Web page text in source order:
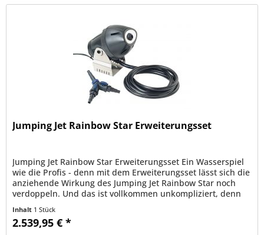
Jumping Jet Rainbow Star Erweiterungsset
Jumping Jet Rainbow Star Erweiterungsset Ein Wasserspiel
wie die Profis - denn mit dem Erweiterungsset lässt sich die
anziehende Wirkung des Jumping Jet Rainbow Star noch
verdoppeln. Und das ist vollkommen unkompliziert, denn
Inhalt 1 Stück
2.539,95 € *